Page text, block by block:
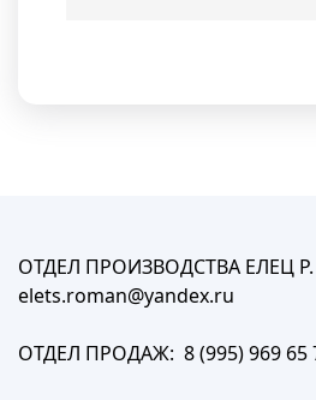
ОТДЕЛ ПРОИЗВОДСТВА ЕЛЕЦ Р.
elets.roman@yandex.ru
ОТДЕЛ ПРОДАЖ: 8 (995) 969 65